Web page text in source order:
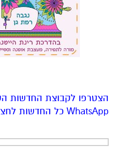
הצטרפו לקבוצת החדשות
WhatsApp כל החדשות לחצו כאן